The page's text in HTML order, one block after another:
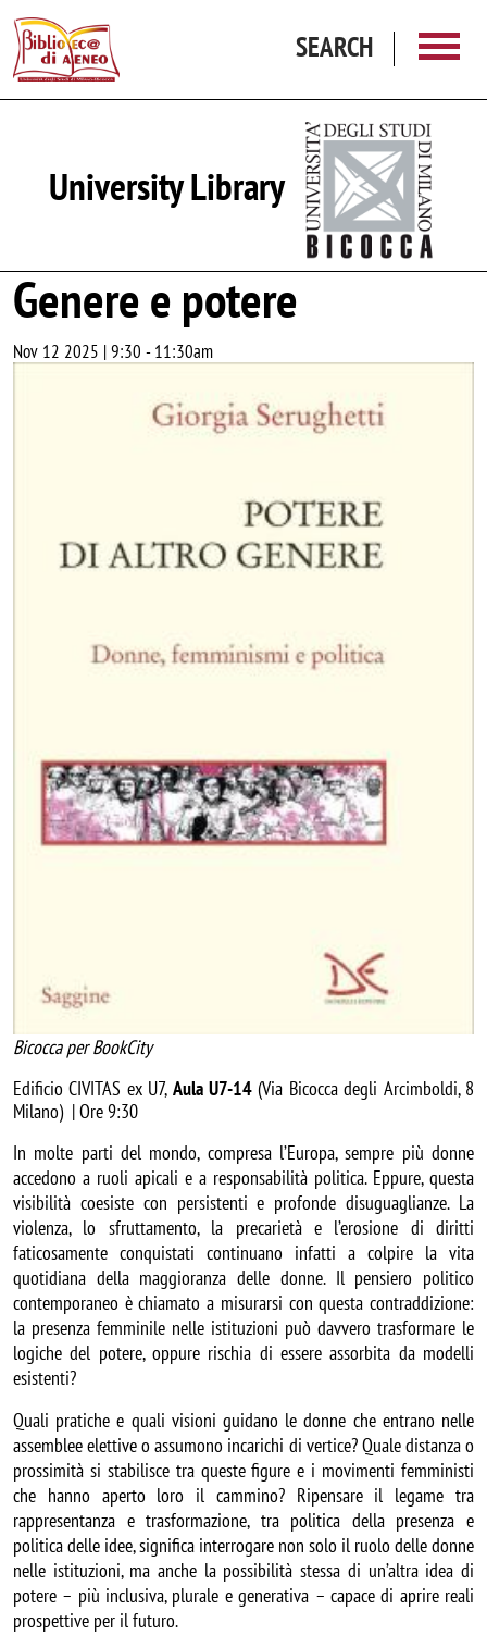
SEARCH
University Library
Genere e potere
Nov 12 2025 | 9:30 -11:30am
Image
Bicocca per BookCity
Edificio CIVITAS ex U7, AulaU7-14 (Via Bicocca degli Arcimboldi, 8
Milano) | Ore 9:30
In molte parti del mondo, compresa l’Europa, sempre più donne
accedono a ruoli apicali e a responsabilità politica. Eppure, questa
visibilità coesiste con persistenti e profonde disuguaglianze. La
violenza, lo sfruttamento, la precarietà e l’erosione di diritti
faticosamente conquistati continuano infatti a colpire la vita
quotidiana della maggioranza delle donne. Il pensiero politico
contemporaneo è chiamato a misurarsi con questa contraddizione:
la presenza femminile nelle istituzioni può davvero trasformare le
logiche del potere, oppure rischia di essere assorbita da modelli
esistenti?
Quali pratiche e quali visioni guidano le donne che entrano nelle
assemblee elettive o assumono incarichi di vertice? Quale distanza o
prossimità si stabilisce tra queste figure e i movimenti femministi
che hanno aperto loro il cammino? Ripensare il legame tra
rappresentanza e trasformazione, tra politica della presenza e
politica delle idee, significa interrogare non solo il ruolo delle donne
nelle istituzioni, ma anche la possibilità stessa di un’altra idea di
potere – più inclusiva, plurale e generativa – capace di aprire reali
prospettive per il futuro.